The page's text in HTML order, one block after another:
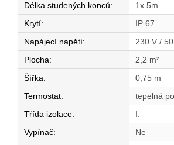
Délka studených konců:
1x 5m
Krytí:
IP 67
Napájecí napětí:
230 V /
Plocha:
2,2 m²
Šířka:
0,75 m
Termostat:
tepelná
Třída izolace:
I.
Vypínač:
Ne